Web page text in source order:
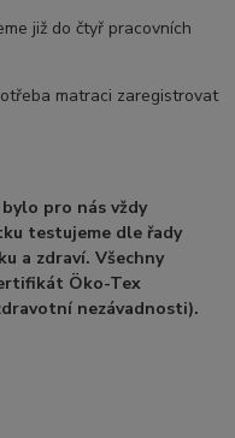
již do čtyř pracovních
matraci zaregistrovat
pro nás vždy
testujeme dle řady
a zdraví. Všechny
Öko-Tex
nezávadnosti).